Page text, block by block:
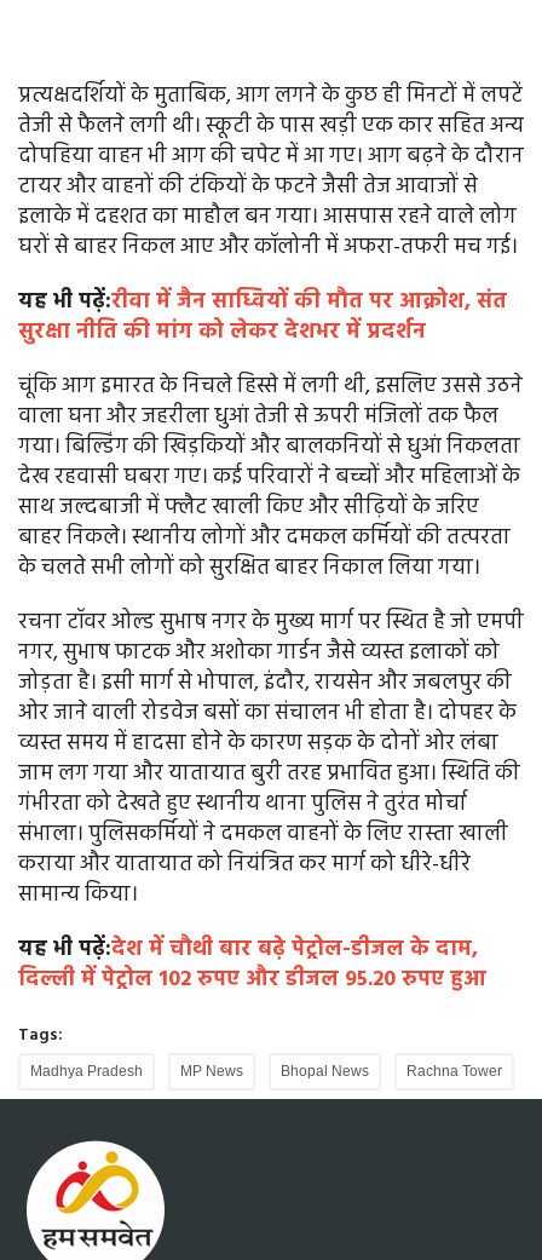
प्रत्यक्षदर्शियों के मुताबिक, आग लगने के कुछ ही मिनटों में लपटें
तेजी से फैलने लगी थी। स्कूटी के पास खड़ी एक कार सहित अन्य
दोपहिया वाहन भी आग की चपेट में आ गए। आग बढ़ने के दौरान
टायर और वाहनों की टंकियों के फटने जैसी तेज आवाजों से
इलाके में दहशत का माहौल बन गया। आसपास रहने वाले लोग
घरों से बाहर निकल आए और कॉलोनी में अफरा-तफरी मच गई।
यह भी पढ़ें:रीवा में जैन साध्वियों की मौत पर आक्रोश, संत
सुरक्षा नीति की मांग को लेकर देशभर में प्रदर्शन
चूंकि आग इमारत के निचले हिस्से में लगी थी, इसलिए उससे उठने
वाला घना और जहरीला धुआं तेजी से ऊपरी मंजिलों तक फैल
गया। बिल्डिंग की खिड़कियों और बालकनियों से धुआं निकलता
देख रहवासी घबरा गए। कई परिवारों ने बच्चों और महिलाओं के
साथ जल्दबाजी में फ्लैट खाली किए और सीढ़ियों के जरिए
बाहर निकले। स्थानीय लोगों और दमकल कर्मियों की तत्परता
के चलते सभी लोगों को सुरक्षित बाहर निकाल लिया गया।
रचना टॉवर ओल्ड सुभाष नगर के मुख्य मार्ग पर स्थित है जो एमपी
नगर, सुभाष फाटक और अशोका गार्डन जैसे व्यस्त इलाकों को
जोड़ता है। इसी मार्ग से भोपाल, इंदौर, रायसेन और जबलपुर की
ओर जाने वाली रोडवेज बसों का संचालन भी होता है। दोपहर के
व्यस्त समय में हादसा होने के कारण सड़क के दोनों ओर लंबा
जाम लग गया और यातायात बुरी तरह प्रभावित हुआ। स्थिति की
गंभीरता को देखते हुए स्थानीय थाना पुलिस ने तुरंत मोर्चा
संभाला। पुलिसकर्मियों ने दमकल वाहनों के लिए रास्ता खाली
कराया और यातायात को नियंत्रित कर मार्ग को धीरे-धीरे
सामान्य किया।
यह भी पढ़ें:देश में चौथी बार बढ़े पेट्रोल-डीजल के दाम,
दिल्ली में पेट्रोल 102 रुपए और डीजल 95.20 रुपए हुआ
Tags:
Madhya Pradesh MP News Bhopal News Rachna Tower